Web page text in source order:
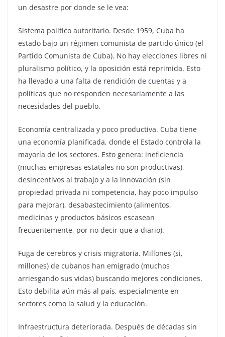
un desastre por donde se le vea:
Sistema político autoritario. Desde 1959, Cuba ha
estado bajo un régimen comunista de partido único (el
Partido Comunista de Cuba). No hay elecciones libres ni
pluralismo político, y la oposición está reprimida. Esto
ha llevado a una falta de rendición de cuentas y a
políticas que no responden necesariamente a las
necesidades del pueblo.
Economía centralizada y poco productiva. Cuba tiene
una economía planificada, donde el Estado controla la
mayoría de los sectores. Esto genera: ineficiencia
(muchas empresas estatales no son productivas),
desincentivos al trabajo y a la innovación (sin
propiedad privada ni competencia, hay poco impulso
para mejorar), desabastecimiento (alimentos,
medicinas y productos básicos escasean
frecuentemente, por no decir que a diario).
Fuga de cerebros y crisis migratoria. Millones (si,
millones) de cubanos han emigrado (muchos
arriesgando sus vidas) buscando mejores condiciones.
Esto debilita aún más al país, especialmente en
sectores como la salud y la educación.
Infraestructura deteriorada. Después de décadas sin